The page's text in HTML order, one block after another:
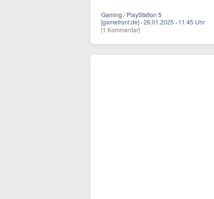
Gaming / PlayStation 5
[gamefront.de] ·26.01.2025 · 11:45 Uhr
[1 Kommentar]